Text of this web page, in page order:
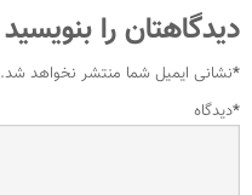
دیدگاهتان را بنویسید
نشانی ایمیل شما منتشر نخواهد شد.*
دیدگاه*